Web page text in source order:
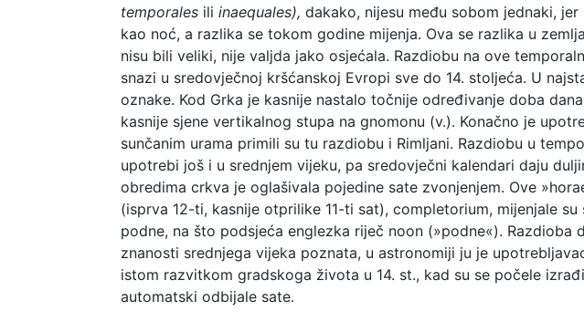
temporales ili inaequales), dakako, nijesu među sobom jednaki,
kao noć, a razlika se tokom godine mijenja. Ova se razlika u
nisu bili veliki, nije valjda jako osjećala. Razdiobu na ove
snazi u sredovječnoj kršćanskoj Evropi sve do 14. stoljeća. U
oznake. Kod Grka je kasnije nastalo točnije određivanje doba
kasnije sjene vertikalnog stupa na gnomonu (v.). Konačno je
sunčanim urama primili su tu razdiobu i Rimljani. Razdiobu u
upotrebi još i u srednjem vijeku, pa sredovječni kalendari daju
obredima crkva je oglašivala pojedine sate zvonjenjem. Ove
(isprva 12-ti, kasnije otprilike 11-ti sat), completorium, mijenjale
podne, na što podsjeća englezka riječ noon (»podne«). Razdioba
znanosti srednjega vijeka poznata, u astronomiji ju je
istom razvitkom gradskoga života u 14. st., kad su se počele
automatski odbijale sate.